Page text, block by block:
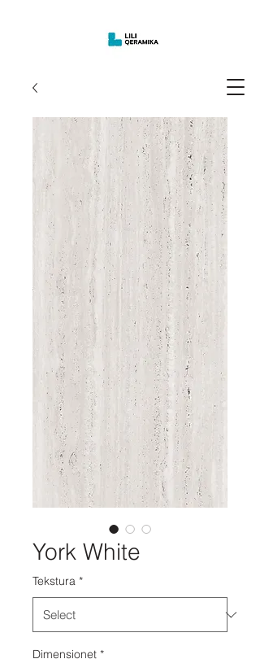
York White
Tekstura *
Dimensionet *